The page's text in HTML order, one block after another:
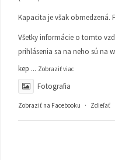
Kapacita je však obmedzená.
Všetky informácie o tomto
prihlásenia sa na neho sú na
kep ... Zobraziť viac
Fotografia
Zobraziť na Facebooku · Zdieľať